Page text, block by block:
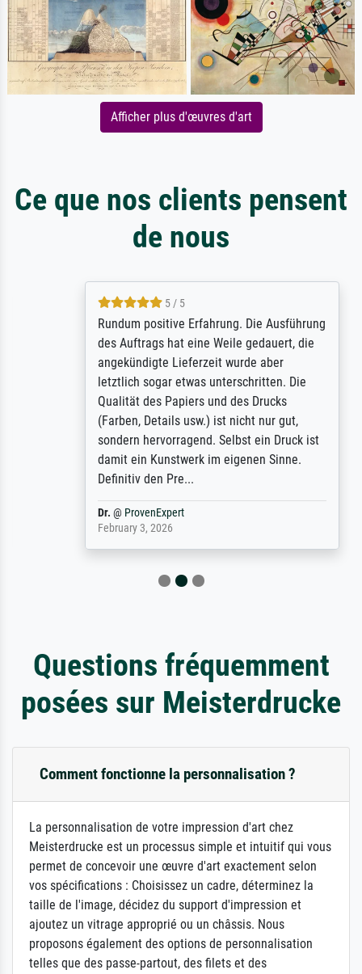
Afficher plus d'œuvres d'art
Ce que nos clients pensent
de nous
5 / 5
Rundum positive Erfahrung. Die Ausführung
des Auftrags hat eine Weile gedauert, die
angekündigte Lieferzeit wurde aber
letztlich sogar etwas unterschritten. Die
Qualität des Papiers und des Drucks
(Farben, Details usw.) ist nicht nur gut,
sondern hervorragend. Selbst ein Druck ist
damit ein Kunstwerk im eigenen Sinne.
Definitiv den Pre...
ProvenExpert
February 3, 2026
Questions fréquemment
posées sur Meisterdrucke
Comment fonctionne la personnalisation ?
La personnalisation de votre impression d'art chez
Meisterdrucke est un processus simple et intuitif qui vous
permet de concevoir une œuvre d'art exactement selon
vos spécifications : Choisissez un cadre, déterminez la
taille de l'image, décidez du support d'impression et
ajoutez un vitrage approprié ou un châssis. Nous
proposons également des options de personnalisation
telles que des passe-partout, des filets et des